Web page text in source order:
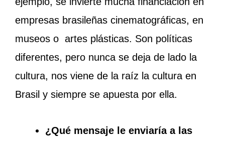
empresas brasileñas cinematográficas, en
museos o artes plásticas. Son políticas
diferentes, pero nunca se deja de lado la
cultura, nos viene de la raíz la cultura en
Brasil y siempre se apuesta por ella.
¿Qué mensaje le enviaría a las